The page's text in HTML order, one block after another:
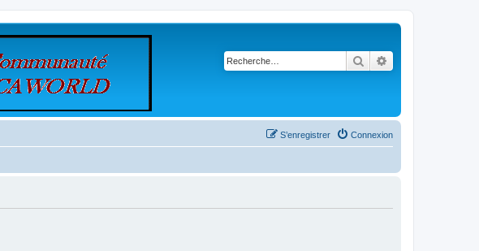
Rechercher
Connexion
S’enregistrer